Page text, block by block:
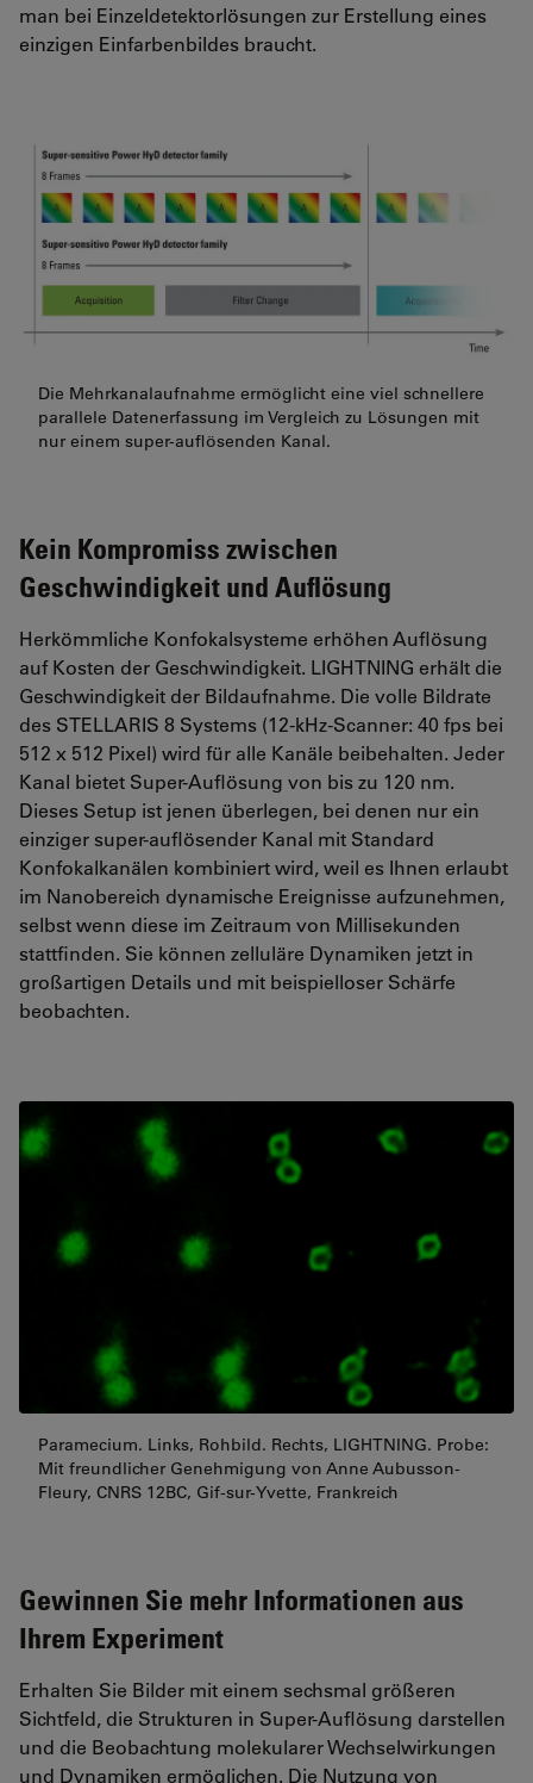
man bei Einzeldetektorlösungen zur Erstellung eines
einzigen Einfarbenbildes braucht.
Die Mehrkanalaufnahme ermöglicht eine viel schnellere
parallele Datenerfassung im Vergleich zu Lösungen mit
nur einem super-auflösenden Kanal.
Kein Kompromiss zwischen
Geschwindigkeit und Auflösung
Herkömmliche Konfokalsysteme erhöhen Auflösung
auf Kosten der Geschwindigkeit. LIGHTNING erhält die
Geschwindigkeit der Bildaufnahme. Die volle Bildrate
des STELLARIS 8 Systems (12-kHz-Scanner: 40 fps bei
512 x 512 Pixel) wird für alle Kanäle beibehalten. Jeder
Kanal bietet Super-Auflösung von bis zu 120 nm.
Dieses Setup ist jenen überlegen, bei denen nur ein
einziger super-auflösender Kanal mit Standard
Konfokalkanälen kombiniert wird, weil es Ihnen erlaubt
im Nanobereich dynamische Ereignisse aufzunehmen,
selbst wenn diese im Zeitraum von Millisekunden
stattfinden. Sie können zelluläre Dynamiken jetzt in
großartigen Details und mit beispielloser Schärfe
beobachten.
Paramecium. Links, Rohbild. Rechts, LIGHTNING. Probe:
Mit freundlicher Genehmigung von Anne Aubusson-
Fleury, CNRS 12BC, Gif-sur-Yvette, Frankreich
Gewinnen Sie mehr Informationen aus
Ihrem Experiment
Erhalten Sie Bilder mit einem sechsmal größeren
Sichtfeld, die Strukturen in Super-Auflösung darstellen
und die Beobachtung molekularer Wechselwirkungen
und Dynamiken ermöglichen. Die Nutzung von